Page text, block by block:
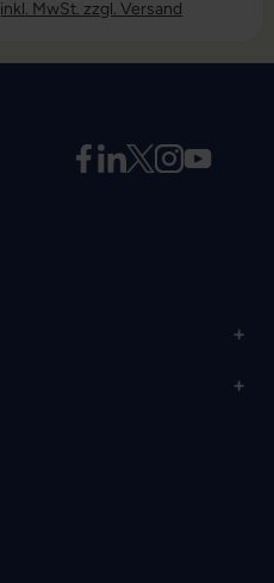
inkl. MwSt. zzgl. Versand